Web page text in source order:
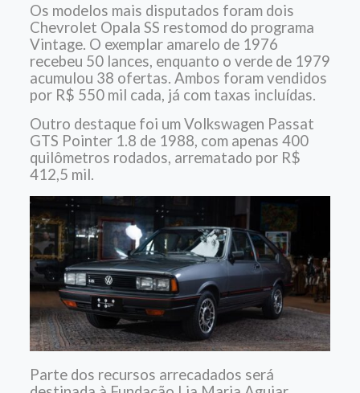
Os modelos mais disputados foram dois
Chevrolet Opala SS restomod do programa
Vintage. O exemplar amarelo de 1976
recebeu 50 lances, enquanto o verde de 1979
acumulou 38 ofertas. Ambos foram vendidos
por R$ 550 mil cada, já com taxas incluídas.
Outro destaque foi um Volkswagen Passat
GTS Pointer 1.8 de 1988, com apenas 400
quilômetros rodados, arrematado por R$
412,5 mil.
Parte dos recursos arrecadados será